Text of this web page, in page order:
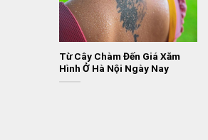
Từ Cây Chàm Đến Giá Xăm
Hình Ở Hà Nội Ngày Nay